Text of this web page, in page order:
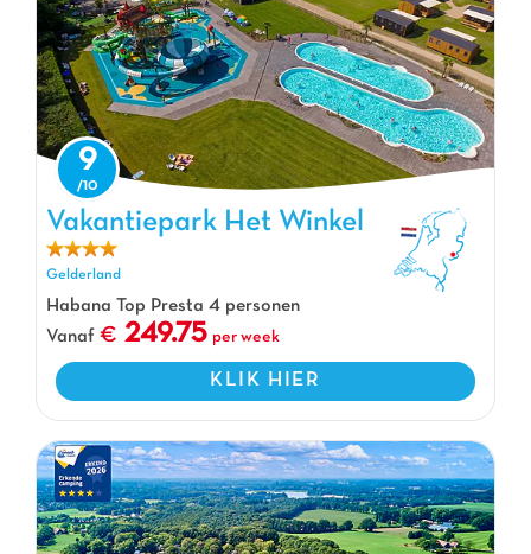
Vakantiepark Het Winkel, Vakantiepark Gelderland
9
Vakantiepark Het Winkel
Gelderland
Habana Top Presta 4 personen
Vanaf
249.75 per week
KLIK HIER